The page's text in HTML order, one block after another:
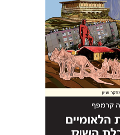
ספר מודפס
$32